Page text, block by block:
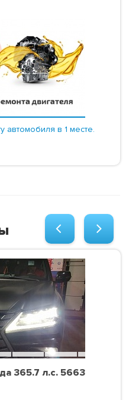
автомобиля в 1 месте.
365.7 л.с. 5663